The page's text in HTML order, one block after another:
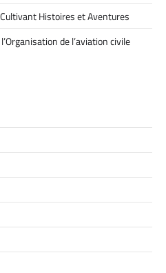
Histoires et Aventures
de l’aviation civile